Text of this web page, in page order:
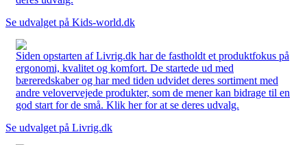
Se udvalget på Kids-world.dk
Siden opstarten af Livrig.dk har de fastholdt et produktfokus på
ergonomi, kvalitet og komfort. De startede ud med
bæreredskaber og har med tiden udvidet deres sortiment med
andre velovervejede produkter, som de mener kan bidrage til en
god start for de små. Klik her for at se deres udvalg.
Se udvalget på Livrig.dk